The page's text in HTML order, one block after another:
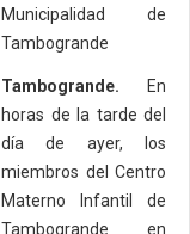
Municipalidad de
Tambogrande
Tambogrande. En
horas de la tarde del
día de ayer, los
miembros del Centro
Materno Infantil de
Tambogrande en